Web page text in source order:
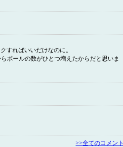
すればいいだけなのに。
ボールの数がひとつ増えたからだと思いま
>>全てのコメント